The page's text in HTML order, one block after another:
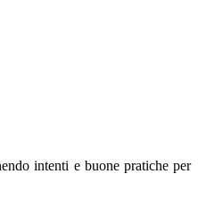
intenti e buone pratiche per